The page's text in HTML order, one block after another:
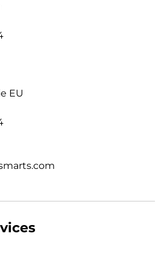
Gerät, ohne die Bedienbarkeit
die Hülle es vor Stößen und
Schutzglas das Display, ohne
zu beeinträchtigen. Erlebe
und maximalen Schutz in einem
Schutz und Ästhetik mit unserer
ermöglicht es, die Farbe und die
zur Geltung zu bringen.
EU